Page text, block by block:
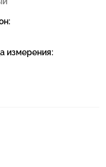
измерения: